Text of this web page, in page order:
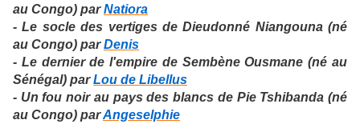
au Congo) parNatiora
- Le socle des vertiges de Dieudonné Niangouna (né
au Congo) parDenis
- Le dernier de l'empire de Sembène Ousmane (né au
Sénégal) parLou de Libellus
- Un fou noir au pays des blancs de Pie Tshibanda (né
au Congo) parAngeselphie